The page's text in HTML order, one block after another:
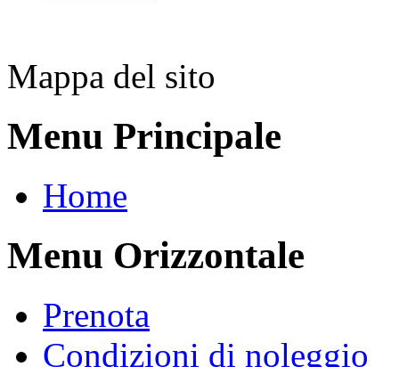
Mappa del sito
Menu Principale
Home
Menu Orizzontale
Prenota
Condizioni di noleggio